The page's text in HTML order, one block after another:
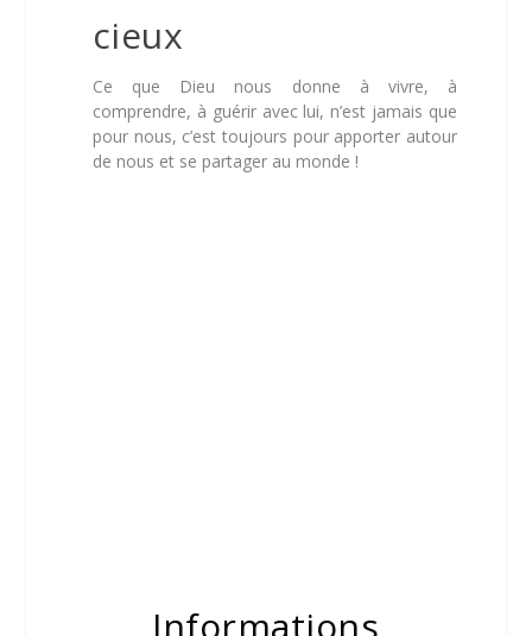
cieux
Ce que Dieu nous donne à vivre, à
comprendre, à guérir avec lui, n’est jamais que
pour nous, c’est toujours pour apporter autour
de nous et se partager au monde !
Informations